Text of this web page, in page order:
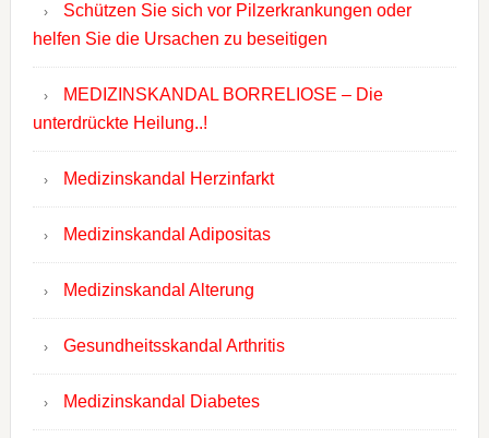
Schützen Sie sich vor Pilzerkrankungen oder
helfen Sie die Ursachen zu beseitigen
MEDIZINSKANDAL BORRELIOSE – Die
unterdrückte Heilung..!
Medizinskandal Herzinfarkt
Medizinskandal Adipositas
Medizinskandal Alterung
Gesundheitsskandal Arthritis
Medizinskandal Diabetes